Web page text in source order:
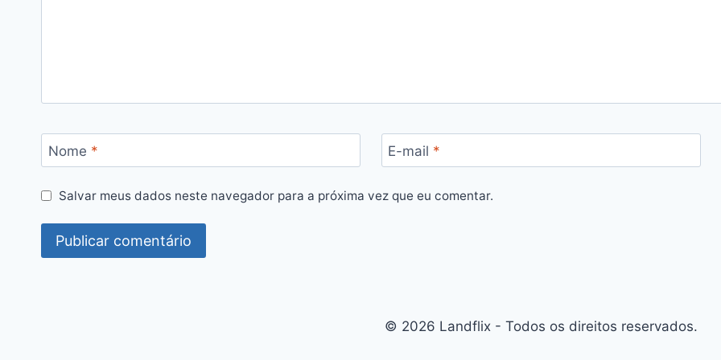
Nome * E-mail *
Salvar meus dados neste navegador para a próxima vez que eu comentar.
© 2026 Landflix - Todos os direitos reservados.